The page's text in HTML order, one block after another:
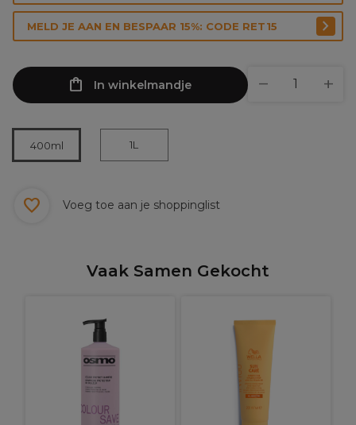
MELD JE AAN EN BESPAAR 15%: CODE RET15
In winkelmandje
400ml 1L
Voeg toe aan je shoppinglist
Vaak Samen Gekocht